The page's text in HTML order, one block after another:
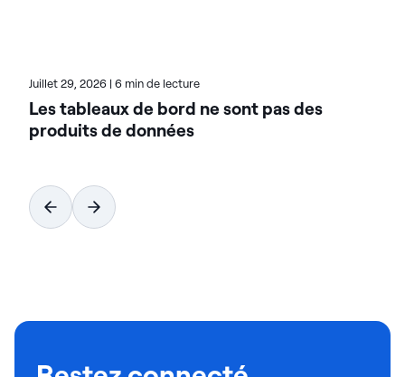
Juillet 29, 2026 | 6 min de lecture
Les tableaux de bord ne sont pas des
produits de données